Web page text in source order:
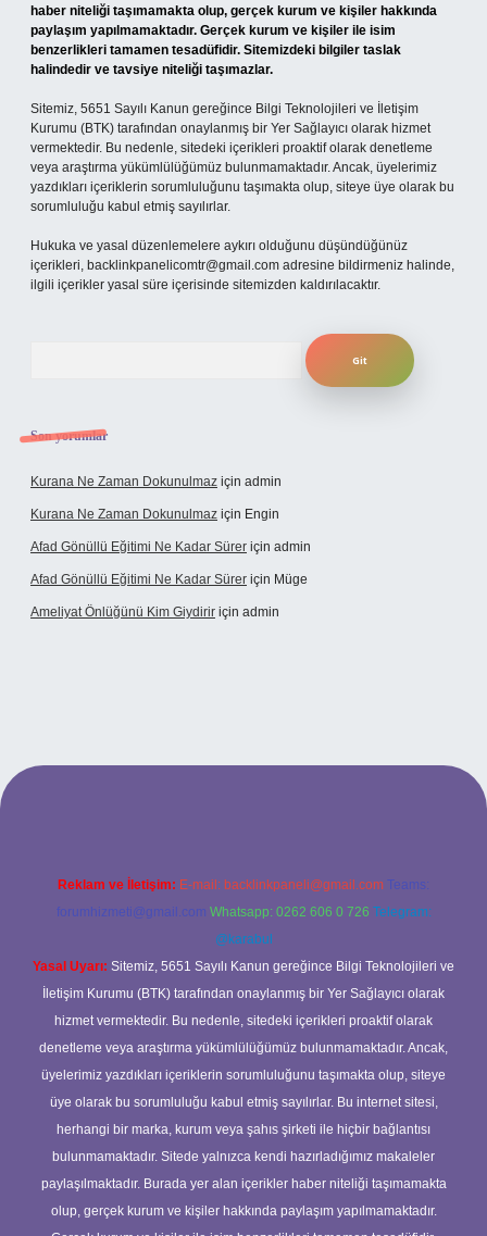
haber niteliği taşımamakta olup, gerçek kurum ve kişiler hakkında
paylaşım yapılmamaktadır. Gerçek kurum ve kişiler ile isim
benzerlikleri tamamen tesadüfidir. Sitemizdeki bilgiler taslak
halindedir ve tavsiye niteliği taşımazlar.
Sitemiz, 5651 Sayılı Kanun gereğince Bilgi Teknolojileri ve İletişim
Kurumu (BTK) tarafından onaylanmış bir Yer Sağlayıcı olarak hizmet
vermektedir. Bu nedenle, sitedeki içerikleri proaktif olarak denetleme
veya araştırma yükümlülüğümüz bulunmamaktadır. Ancak, üyelerimiz
yazdıkları içeriklerin sorumluluğunu taşımakta olup, siteye üye olarak bu
sorumluluğu kabul etmiş sayılırlar.
Hukuka ve yasal düzenlemelere aykırı olduğunu düşündüğünüz
içerikleri, backlinkpanelicomtr@gmail.com adresine bildirmeniz halinde,
ilgili içerikler yasal süre içerisinde sitemizden kaldırılacaktır.
Son yorumlar
Kurana Ne Zaman Dokunulmaz için admin
Kurana Ne Zaman Dokunulmaz için Engin
Afad Gönüllü Eğitimi Ne Kadar Sürer için admin
Afad Gönüllü Eğitimi Ne Kadar Sürer için Müge
Ameliyat Önlüğünü Kim Giydirir için admin
giriş
Reklam ve İletişim: E-mail: backlinkpaneli@gmail.com Teams:
forumhizmeti@gmail.com Whatsapp: 0262 606 0 726 Telegram:
@karabul
Yasal Uyarı: Sitemiz, 5651 Sayılı Kanun gereğince Bilgi Teknolojileri ve
İletişim Kurumu (BTK) tarafından onaylanmış bir Yer Sağlayıcı olarak
hizmet vermektedir. Bu nedenle, sitedeki içerikleri proaktif olarak
denetleme veya araştırma yükümlülüğümüz bulunmamaktadır. Ancak,
üyelerimiz yazdıkları içeriklerin sorumluluğunu taşımakta olup, siteye
üye olarak bu sorumluluğu kabul etmiş sayılırlar. Bu internet sitesi,
herhangi bir marka, kurum veya şahıs şirketi ile hiçbir bağlantısı
bulunmamaktadır. Sitede yalnızca kendi hazırladığımız makaleler
paylaşılmaktadır. Burada yer alan içerikler haber niteliği taşımamakta
olup, gerçek kurum ve kişiler hakkında paylaşım yapılmamaktadır.